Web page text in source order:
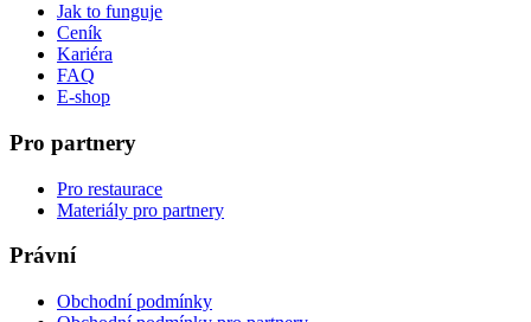
Jak to funguje
Ceník
Kariéra
FAQ
E-shop
Pro partnery
Pro restaurace
Materiály pro partnery
Právní
Obchodní podmínky